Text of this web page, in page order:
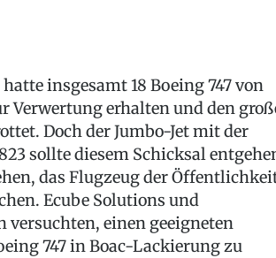
insgesamt 18 Boeing 747 von
Verwertung erhalten und den
Doch der Jumbo-Jet mit der
sollte diesem Schicksal
das Flugzeug der
Ecube Solutions und
versuchten, einen geeigneten
747 in Boac-Lackierung zu